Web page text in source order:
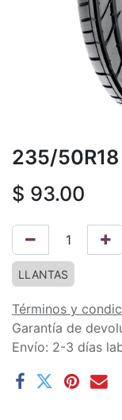
235/50R18
$ 93.00
LLANTAS
Términos y
Garantía de
Envío: 2-3 días